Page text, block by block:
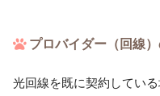
プロバイダー（回線
光回線を既に契約してい